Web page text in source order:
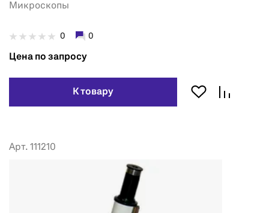
Микроскопы
0 0
Цена по запросу
К товару
Арт. 111210